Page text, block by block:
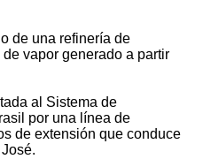
de una refinería de
vapor generado a partir
al Sistema de
por una línea de
de extensión que conduce